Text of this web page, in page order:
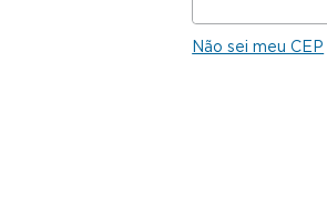
Não sei meu CEP